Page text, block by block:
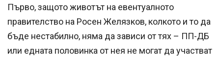
Първо, защото животът на евентуалното
правителство на Росен Желязков, колкото и то да
бъде нестабилно, няма да зависи от тях – ПП-ДБ
или едната половинка от нея не могат да участват